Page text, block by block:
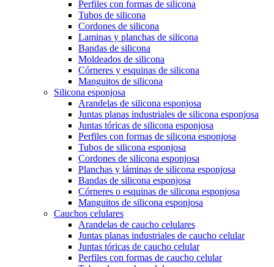
Perfiles con formas de silicona
Tubos de silicona
Cordones de silicona
Laminas y planchas de silicona
Bandas de silicona
Moldeados de silicona
Córneres y esquinas de silicona
Manguitos de silicona
Silicona esponjosa
Arandelas de silicona esponjosa
Juntas planas industriales de silicona esponjosa
Juntas tóricas de silicona esponjosa
Perfiles con formas de silicona esponjosa
Tubos de silicona esponjosa
Cordones de silicona esponjosa
Planchas y láminas de silicona esponjosa
Bandas de silicona esponjosa
Córneres o esquinas de silicona esponjosa
Manguitos de silicona esponjosa
Cauchos celulares
Arandelas de caucho celulares
Juntas planas industriales de caucho celular
Juntas tóricas de caucho celular
Perfiles con formas de caucho celular